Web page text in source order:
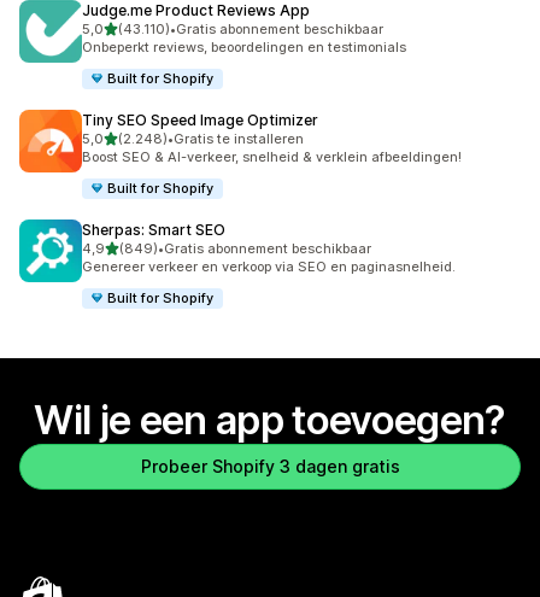
Judge.me Product Reviews App
5,0van 5 sterren
(43.110)
43110 recensies in totaal
•Gratis abonnement beschikbaar
Onbeperkt reviews, beoordelingen en testimonials
Built for Shopify
Tiny SEO Speed Image Optimizer
5,0van 5 sterren
(2.248)
2248 recensies in totaal
•Gratis te installeren
Boost SEO & AI-verkeer, snelheid & verklein afbeeldingen!
Built for Shopify
Sherpas: Smart SEO
4,9van 5 sterren
(849)
849 recensies in totaal
•Gratis abonnement beschikbaar
Genereer verkeer en verkoop via SEO en paginasnelheid.
Built for Shopify
Wil je een app toevoegen?
Probeer Shopify 3 dagen gratis